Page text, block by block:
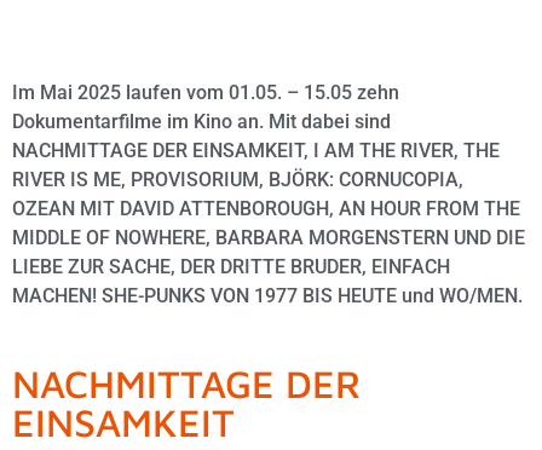
Im Mai 2025 laufen vom 01.05. – 15.05 zehn
Dokumentarfilme im Kino an. Mit dabei sind
NACHMITTAGE DER EINSAMKEIT, I AM THE RIVER, THE
RIVER IS ME, PROVISORIUM, BJÖRK: CORNUCOPIA,
OZEAN MIT DAVID ATTENBOROUGH, AN HOUR FROM THE
MIDDLE OF NOWHERE, BARBARA MORGENSTERN UND DIE
LIEBE ZUR SACHE, DER DRITTE BRUDER, EINFACH
MACHEN! SHE-PUNKS VON 1977 BIS HEUTE und WO/MEN.
NACHMITTAGE DER
EINSAMKEIT